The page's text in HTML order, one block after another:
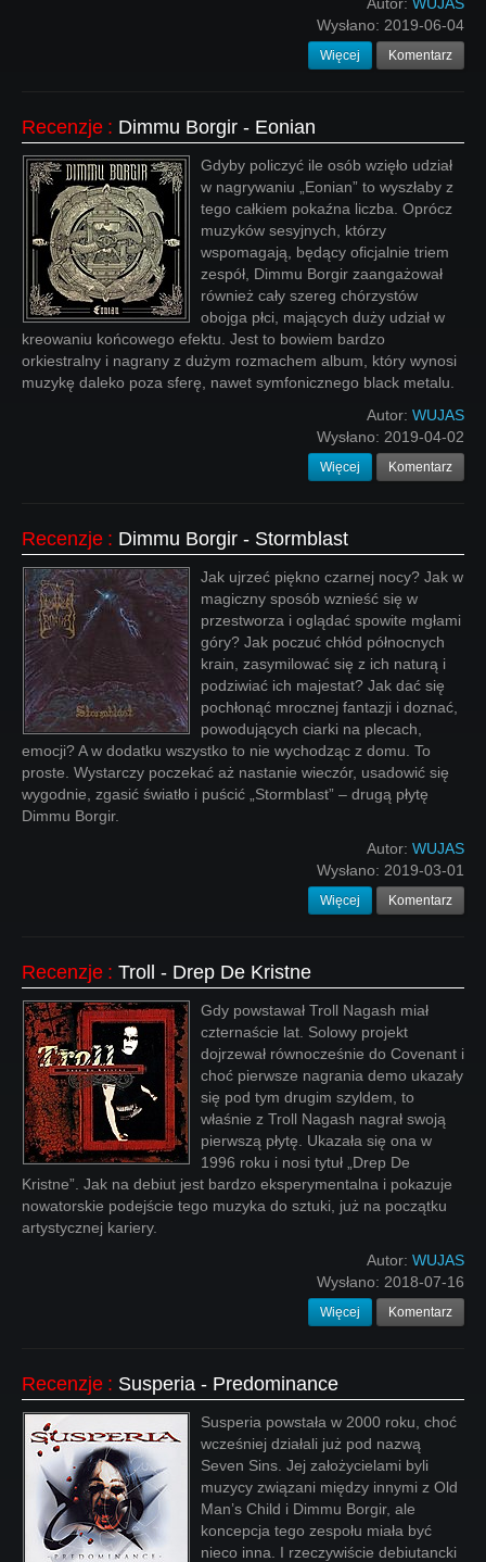
Wysłano: 2019-06-04
Więcej Komentarz
Recenzje : Dimmu Borgir - Eonian
Gdyby policzyć ile osób wzięło udział
w nagrywaniu „Eonian” to wyszłaby z
tego całkiem pokaźna liczba. Oprócz
muzyków sesyjnych, którzy
wspomagają, będący oficjalnie triem
zespół, Dimmu Borgir zaangażował
również cały szereg chórzystów
obojga płci, mających duży udział w
kreowaniu końcowego efektu. Jest to bowiem bardzo
orkiestralny i nagrany z dużym rozmachem album, który wynosi
muzykę daleko poza sferę, nawet symfonicznego black metalu.
Autor: WUJAS
Wysłano: 2019-04-02
Więcej Komentarz
Recenzje : Dimmu Borgir - Stormblast
Jak ujrzeć piękno czarnej nocy? Jak w
magiczny sposób wznieść się w
przestworza i oglądać spowite mgłami
góry? Jak poczuć chłód północnych
krain, zasymilować się z ich naturą i
podziwiać ich majestat? Jak dać się
pochłonąć mrocznej fantazji i doznać,
powodujących ciarki na plecach,
emocji? A w dodatku wszystko to nie wychodząc z domu. To
proste. Wystarczy poczekać aż nastanie wieczór, usadowić się
wygodnie, zgasić światło i puścić „Stormblast” – drugą płytę
Dimmu Borgir.
Autor: WUJAS
Wysłano: 2019-03-01
Więcej Komentarz
Recenzje : Troll - Drep De Kristne
Gdy powstawał Troll Nagash miał
czternaście lat. Solowy projekt
dojrzewał równocześnie do Covenant i
choć pierwsze nagrania demo ukazały
się pod tym drugim szyldem, to
właśnie z Troll Nagash nagrał swoją
pierwszą płytę. Ukazała się ona w
1996 roku i nosi tytuł „Drep De
Kristne”. Jak na debiut jest bardzo eksperymentalna i pokazuje
nowatorskie podejście tego muzyka do sztuki, już na początku
artystycznej kariery.
Autor: WUJAS
Wysłano: 2018-07-16
Więcej Komentarz
Recenzje : Susperia - Predominance
Susperia powstała w 2000 roku, choć
wcześniej działali już pod nazwą
Seven Sins. Jej założycielami byli
muzycy związani między innymi z Old
Man’s Child i Dimmu Borgir, ale
koncepcja tego zespołu miała być
nieco inna. I rzeczywiście debiutancki